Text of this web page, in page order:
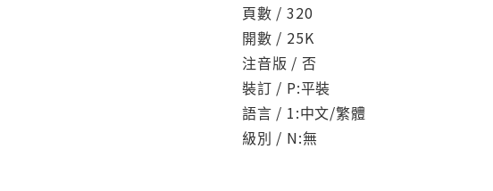
頁數 / 320
開數 / 25K
注音版 / 否
裝訂 / P:平裝
語言 / 1:中文/繁體
級別 / N:無